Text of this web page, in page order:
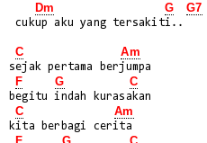
Dm G G7
cukup aku yang tersakiti..
C Am
sejak pertama berjumpa
F G C
begitu indah kurasakan
C Am
kita berbagi cerita